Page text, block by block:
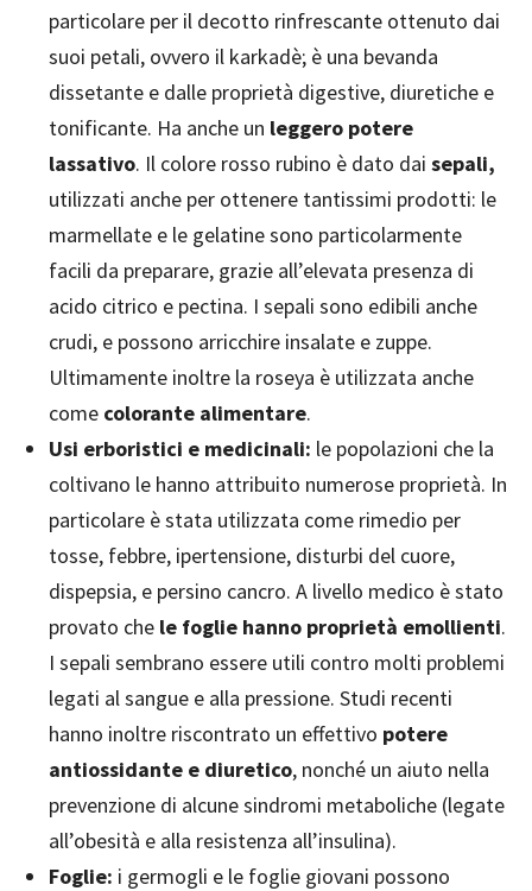
particolare per il decotto rinfrescante ottenuto dai
suoi petali, ovvero il karkadè; è una bevanda
dissetante e dalle proprietà digestive, diuretiche e
tonificante. Ha anche un leggero potere
lassativo. Il colore rosso rubino è dato dai sepali,
utilizzati anche per ottenere tantissimi prodotti: le
marmellate e le gelatine sono particolarmente
facili da preparare, grazie all’elevata presenza di
acido citrico e pectina. I sepali sono edibili anche
crudi, e possono arricchire insalate e zuppe.
Ultimamente inoltre la roseya è utilizzata anche
come colorante alimentare.
Usi erboristici e medicinali: le popolazioni che la
coltivano le hanno attribuito numerose proprietà. In
particolare è stata utilizzata come rimedio per
tosse, febbre, ipertensione, disturbi del cuore,
dispepsia, e persino cancro. A livello medico è stato
provato che le foglie hanno proprietà emollienti.
I sepali sembrano essere utili contro molti problemi
legati al sangue e alla pressione. Studi recenti
hanno inoltre riscontrato un effettivo potere
antiossidante e diuretico, nonché un aiuto nella
prevenzione di alcune sindromi metaboliche (legate
all’obesità e alla resistenza all’insulina).
Foglie: i germogli e le foglie giovani possono